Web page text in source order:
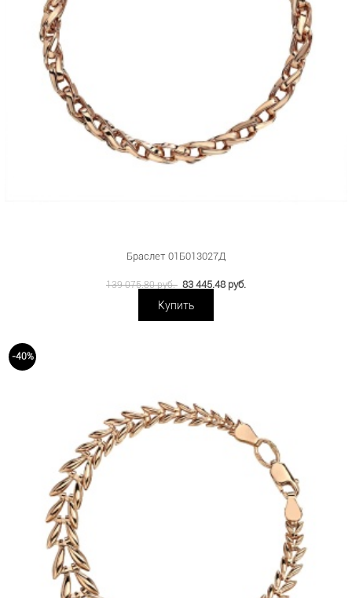
Браслет 01Б013027Д
139 075.80 руб. 83 445.48 руб.
Купить
-40%